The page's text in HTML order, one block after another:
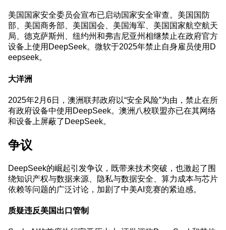
美国国家安全委员会宣布已启动国家安全审查。美国国防
部、美国商务部、美国国会、美国海军、美国国家航空航天
局、德克萨斯州、纽约州和弗吉尼亚州相继禁止在政府官方
设备上使用DeepSeek。微软于2025年禁止自身雇员使用D
eepseek。
大洋洲
2025年2月6日，澳洲联邦政府以“安全风险”为由，禁止在所
有政府设备中使用DeepSeek。澳洲八校联盟亦已在其网络
和设备上屏蔽了DeepSeek。
争议
DeepSeek的崛起引发争议，既带来技术突破，也激起了围
绕知识产权与数据来源、隐私与数据安全、算力成本与芯片
依赖等问题的广泛讨论，加剧了中美AI竞赛的紧迫感。
质疑违反美国出口管制